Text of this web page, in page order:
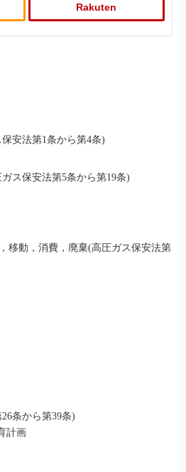
Rakuten
安法第1条から第4条)
ス保安法第5条から第19条)
移動，消費，廃棄(高圧ガス保安法第
条から第39条)
計画